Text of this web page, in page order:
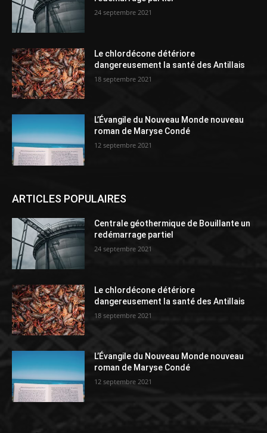
24 septembre 2021
Le chlordécone détériore
dangereusement la santé des Antillais
18 septembre 2021
L’Évangile du Nouveau Monde nouveau
roman de Maryse Condé
12 septembre 2021
ARTICLES POPULAIRES
Centrale géothermique de Bouillante un
redémarrage partiel
24 septembre 2021
Le chlordécone détériore
dangereusement la santé des Antillais
18 septembre 2021
L’Évangile du Nouveau Monde nouveau
roman de Maryse Condé
12 septembre 2021